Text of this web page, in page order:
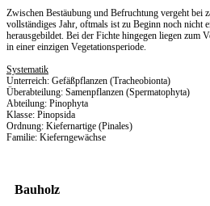
Zwischen Bestäubung und Befruchtung vergeht bei
vollständiges Jahr, oftmals ist zu Beginn noch nicht
herausgebildet. Bei der Fichte hingegen liegen zum
in einer einzigen Vegetationsperiode.
Systematik
Unterreich: Gefäßpflanzen (Tracheobionta)
Überabteilung: Samenpflanzen (Spermatophyta)
Abteilung: Pinophyta
Klasse: Pinopsida
Ordnung: Kiefernartige (Pinales)
Familie: Kieferngewächse
Bauholz